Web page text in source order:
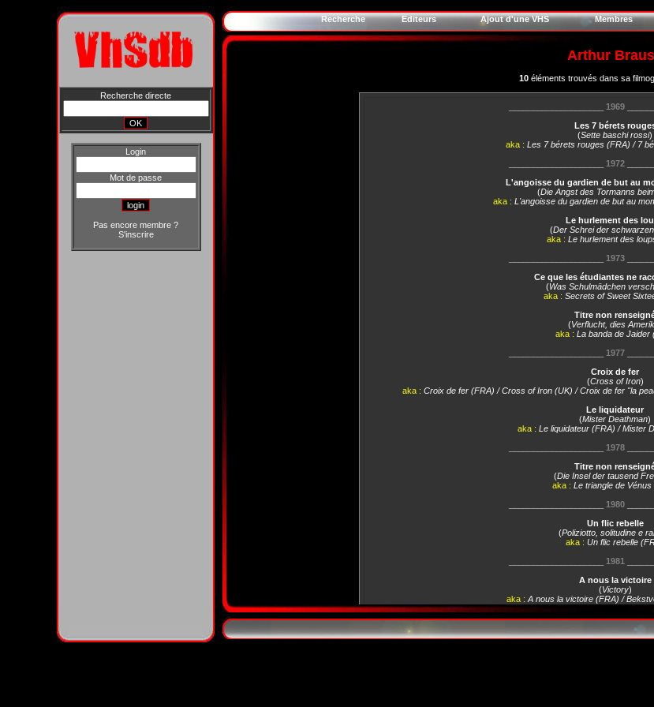
Recherche directe
Login
Mot de passe
Pas encore membre ?
S'inscrire
Recherche Editeurs Ajout d'une VHS Membres
Arthur
10éléments trouvés dans sa
1969
Les 7 bérets
(Sette baschi rossi)
aka : Les 7 bérets rouges (FRA) / 7
1972
L'angoisse du gardien de but au
(Die Angst des Tormanns
aka : L'angoisse du gardien de but au
Le hurlement des
(Der Schrei der
aka : Le hurlement des
1973
Ce que les étudiantes ne
(Was Schulmädchen
aka : Secrets of Sweet
Titre non
(Verflucht, dies
aka : La banda de Jaider
1977
Croix de fer
(Cross of Iron)
aka : Croix de fer (FRA) / Cross of Iron (UK) / Croix de fer "la
Le liquidateur
(Mister Deathman)
aka : Le liquidateur (FRA) / Mister
1978
Titre non
(Die Insel der tausend
aka : Le triangle de Vénus
1980
Un flic rebelle
(Poliziotto, solitudine e
aka : Un flic rebelle
1981
A nous la victoire
(Victory)
aka : A nous la victoire (FRA) /